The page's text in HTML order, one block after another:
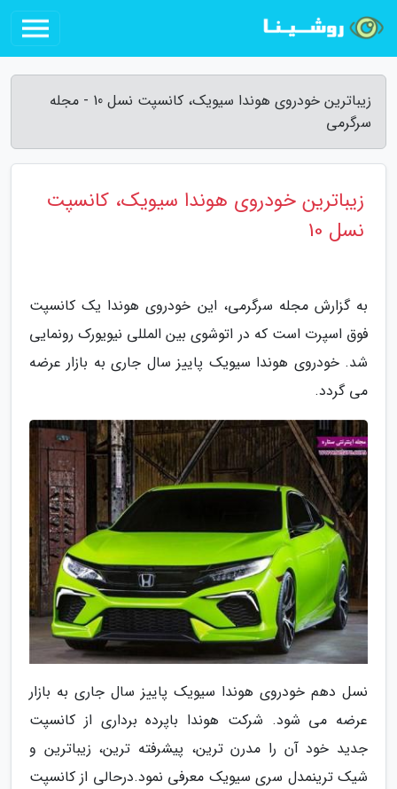
زیباترین خودروی هوندا سیویک، کانسپت نسل 10 - مجله
سرگرمی
زیباترین خودروی هوندا سیویک، کانسپت
نسل 10
به گزارش مجله سرگرمی، این خودروی هوندا یک کانسپت
فوق اسپرت است که در اتوشوی بین المللی نیویورک رونمایی
شد. خودروی هوندا سیویک پاییز سال جاری به بازار عرضه
می گردد.
نسل دهم خودروی هوندا سیویک پاییز سال جاری به بازار
عرضه می شود. شرکت هوندا باپرده برداری از کانسپت
جدید خود آن را مدرن ترین، پیشرفته ترین، زیباترین و
شیک ترینمدل سری سیویک معرفی نمود.درحالی از کانسپت